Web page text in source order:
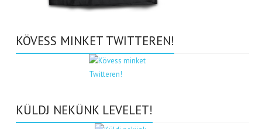
KÖVESS MINKET TWITTEREN!
KÜLDJ NEKÜNK LEVELET!